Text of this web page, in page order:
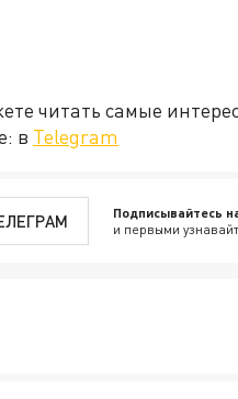
читать самые
в Telegram
Подписывайтесь
и первыми